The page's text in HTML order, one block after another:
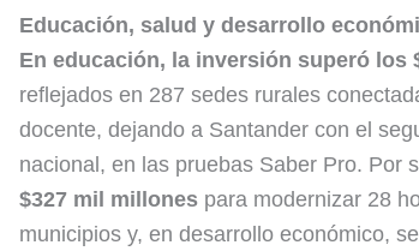
Educación, salud y desarrollo
En educación, la inversión superó los
reflejados en 287 sedes rurales
docente, dejando a Santander con el
nacional, en las pruebas Saber Pro. Por
$327 mil millones para modernizar 28
municipios y, en desarrollo económico,